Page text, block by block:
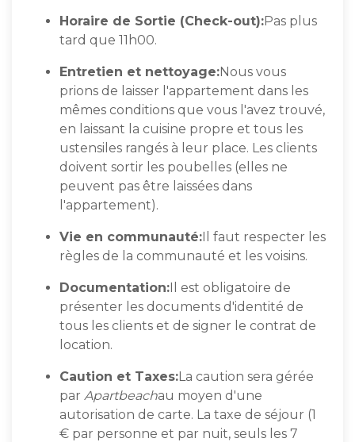
Horaire de Sortie (Check-out):Pas plus
tard que 11h00.
Entretien et nettoyage:Nous vous
prions de laisser l'appartement dans les
mêmes conditions que vous l'avez trouvé,
en laissant la cuisine propre et tous les
ustensiles rangés à leur place. Les clients
doivent sortir les poubelles (elles ne
peuvent pas être laissées dans
l'appartement).
Vie en communauté:Il faut respecter les
règles de la communauté et les voisins.
Documentation:Il est obligatoire de
présenter les documents d'identité de
tous les clients et de signer le contrat de
location.
Caution et Taxes:La caution sera gérée
par Apartbeachau moyen d'une
autorisation de carte. La taxe de séjour (1
€ par personne et par nuit, seuls les 7